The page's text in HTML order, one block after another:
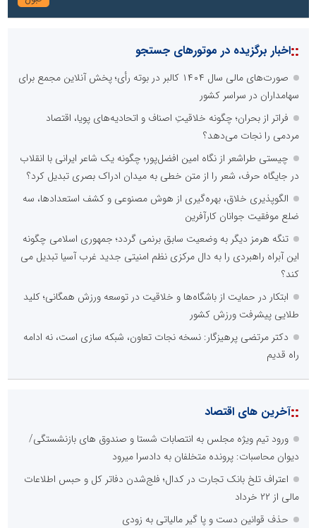
::اخبار برگزیده در موتورهای جستجو
صورت‌های مالی سال ۱۴۰۴ کالبر در بوته رأی؛ پخش آنلاین مجمع برای
سهامداران در سراسر کشور
فراتر از بحران؛ چگونه خلاقیتِ اصناف و اتحادیه‌های پویا، اقتصاد
مردمی را نجات می‌دهد؟
چیستی طراشعر از نگاه امین افضل‌پور؛ چگونه یک شاعر ایرانی با انقلاب
در جایگاه حرف، شعر را از متن خطی به میدان ادراک بصری تبدیل کرد؟
الگوپذیری خلاق، بهره‌گیری از هوش مصنوعی و کشف استعدادها، سه
ضلع موفقیت جوانان کارآفرین
تنگه هرمز دیگر به وضعیت سابق برنمی گردد؛ جمهوری اسلامی چگونه
این آبراه راهبردی را به دال مرکزی نظم امنیتی جدید غرب آسیا تبدیل می
کند؟
ابتکار در حمایت از باشگاه‌ها و خلاقیت در توسعه ورزش همگانی؛ کلید
طلایی پیشرفت ورزش کشور
دکتر مرتضی پرهیزگار: نسخه نجات تعاون، شبکه سازی است، نه ادامه
راه قدیم
::آخرین های اقتصاد
ورود تیم ویژه مجلس به انتصابات شستا و صندوق های بازنشستگی/
دیوان محاسبات: پرونده متخلفان به دادسرا میرود
اعتراف تلخ بانک تجارت در کدال؛ فلج‌شدن دفاتر کل و حبس اطلاعات
مالی از ۲۲ خرداد
حذف قوانین دست و پا گیر مالیاتی به زودی